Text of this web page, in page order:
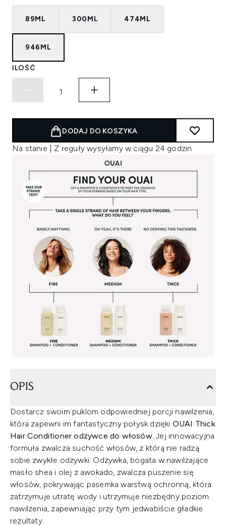
89ML 300ML 474ML
946ML
ILOŚĆ
DODAJ DO KOSZYKA
Na stanie | Z reguły wysyłamy w ciągu 24 godzin
OPIS
Dostarcz swoim puklom odpowiedniej porcji nawilżenia,
która zapewni im fantastyczny połysk dzięki OUAI Thick
Hair Conditioner odżywce do włosów. Jej innowacyjna
formuła zwalcza suchość włosów, z którą nie radzą
sobie zwykłe odżywki. Odżywka, bogata w nawilżające
masło shea i olej z awokado, zwalcza puszenie się
włosów, pokrywając pasemka warstwą ochronną, która
zatrzymuje utratę wody i utrzymuje niezbędny poziom
nawilżenia, zapewniając przy tym jedwabiście gładkie
rezultaty.